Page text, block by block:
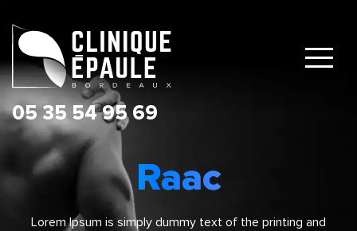
Raac
Lorem Ipsum is simply dummy text of the printing and